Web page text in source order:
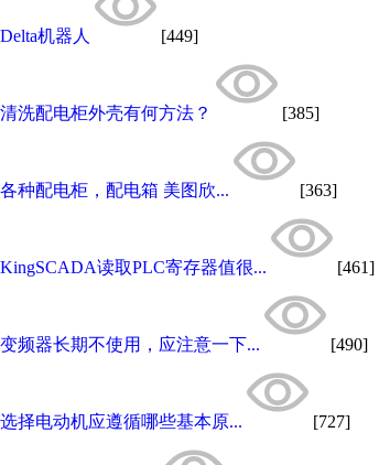
Delta机器人 [449]
清洗配电柜外壳有何方法？ [385]
各种配电柜，配电箱 美图欣... [363]
KingSCADA读取PLC寄存器值很... [461]
变频器长期不使用，应注意一下... [490]
选择电动机应遵循哪些基本原... [727]